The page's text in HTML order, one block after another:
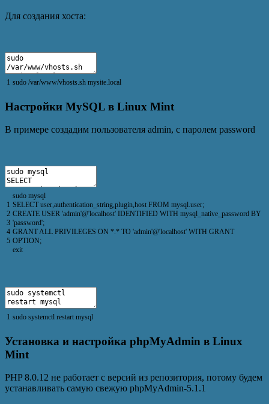
Для создания хоста:
1 sudo /var/www/vhosts.sh mysite.local
Настройки MySQL в Linux Mint
В примере создадим пользователя admin, с паролем password
1
2
3
4
5
sudo mysql
SELECT user,authentication_string,plugin,host FROM mysql.user;
CREATE USER 'admin'@'localhost' IDENTIFIED WITH mysql_native_password BY
'password';
GRANTALL PRIVILEGES ON *.* TO 'admin'@'localhost' WITH GRANT
OPTION;
exit
1 sudo systemctl restart mysql
Установка и настройка phpMyAdmin в Linux
Mint
PHP 8.0.12 не работает с версий из репозитория, потому будем
устанавливать самую свежую phpMyAdmin-5.1.1